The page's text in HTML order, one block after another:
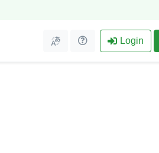
Login